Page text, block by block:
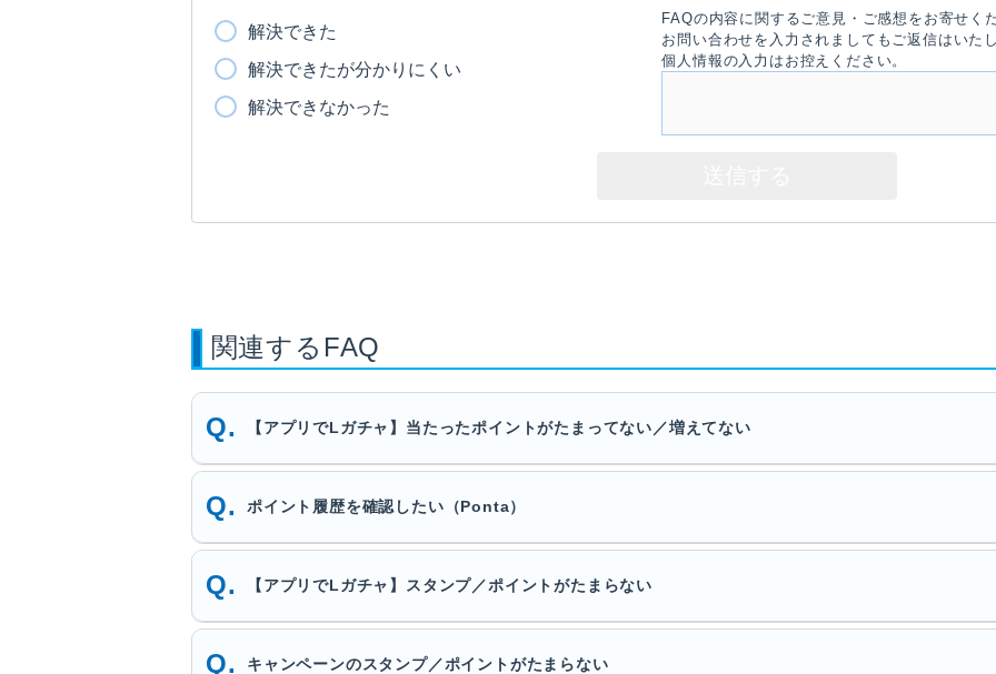
解決できた
解決できたが分かりにくい
解決できなかった
FAQの内容に関するご意見・ご感想をお寄せく
お問い合わせを入力されましてもご返信はいた
個人情報の入力はお控えください。
関連するFAQ
【アプリでLガチャ】当たったポイントがたまってない／増えてない
ポイント履歴を確認したい（Ponta）
【アプリでLガチャ】スタンプ／ポイントがたまらない
キャンペーンのスタンプ／ポイントがたまらない